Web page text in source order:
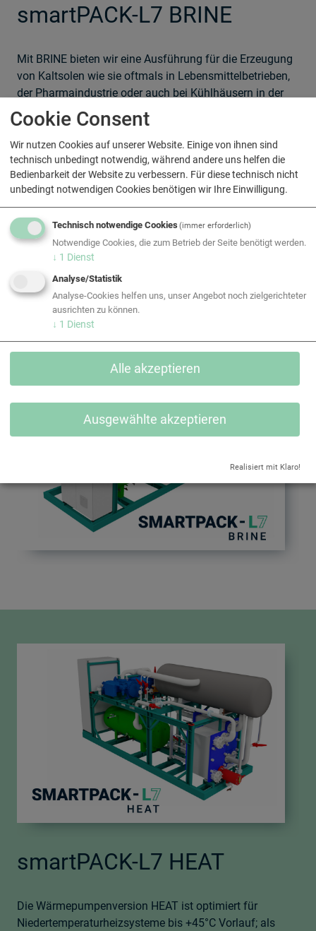
smartPACK-L7 BRINE
Mit BRINE bieten wir eine Ausführung für die Erzeugung
von Kaltsolen wie sie oftmals in Lebensmittelbetrieben,
der Pharmaindustrie oder auch bei Kühlhäusern in der
Logistik zum Einsatz kommt. Mit Austrittstemperaturen
bis -8°C kann der Flüssigkeitskühler auch optimal für
den Betrieb von Eisspeichersystemen zur Speicherung
von Sonnenstrom eingesetzt werden.
Die Variabilität in Temperatur und Leistung machen aus
der Baureihe BRINE einen hocheffizienten
Kaltsoleerzeuger der mit zerlegbaren,
kassettengeschweißten Wärmetauschern auch die
Möglichkeit von Reinigungsarbeiten zulässt, wie sie bei
vollverschweißten Systemen am Markt nicht möglich
sind.
TECHNISCHE DATEN
smartPACK-L7 HEAT
Die Wärmepumpenversion HEAT ist optimiert für
Niedertemperaturheizsysteme bis +45°C Vorlauf; als
Cookie Consent
Wir nutzen Cookies auf unserer Website. Einige von ihnen sind
technisch unbedingt notwendig, während andere uns helfen die
Bedienbarkeit der Website zu verbessern. Für diese technisch nicht
unbedingt notwendigen Cookies benötigen wir Ihre Einwilligung.
Technisch notwendige Cookies(immer erforderlich)
Notwendige Cookies, die zum Betrieb der Seite benötigt werden.
↓ 1 Dienst
Analyse/Statistik
Analyse-Cookies helfen uns, unser Angebot noch zielgerichteter
ausrichten zu können.
↓ 1 Dienst
Ausgewählte akzeptieren
Alle akzeptieren
Realisiert mit Klaro!